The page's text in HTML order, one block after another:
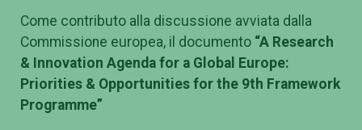
Come contributo alla discussione avviata dalla
Commissione europea, il documento “A Research
& Innovation Agenda for a Global Europe:
Priorities & Opportunities for the 9th Framework
Programme”